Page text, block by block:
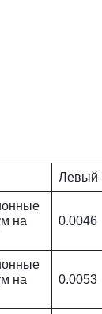
Левый
на
0.0046
на
0.0053